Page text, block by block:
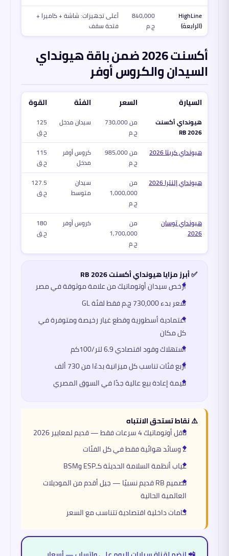
HighLine
(الرابعة)
840,000
ج.م
أعلى تجهيزات: شاشة + كاميرا +
فتحة سقف
أكسنت 2026 ضمن باقة هيونداي
السيدان والكروس أوفر
السيارة السعر الفئة القوة
هيونداي أكسنت
RB 2026
من 730,000
ج.م
سيدان مدخل
125
ح.ق
هيونداي كريتا 2026
من 985,000
ج.م
كروس أوفر
مدخل
115
ح.ق
هيونداي إلنترا 2026
من
1,000,000
ج.م
سيدان
متوسط
127.5
ح.ق
هيونداي توسان
2026
من
1,700,000
ج.م
كروس أوفر
180
ح.ق
✅ أبرز مزايا هيونداي أكسنت RB 2026
أرخص سيدان أوتوماتيك من علامة موثوقة في مصر
سعر بدء 730,000 ج.م فقط لفئة GL
اعتمادية أسطورية وقطع غيار رخيصة ومتوفرة في
كل مكان
استهلاك وقود اقتصادي 6.9 لتر/100كم
أربع فئات تناسب كل ميزانية بدءًا من 730 ألف
قيمة إعادة بيع عالية جدًا في السوق المصري
⚠️ نقاط تستحق الانتباه
ناقل أوتوماتيك 4 سرعات فقط — قديم لمعايير 2026
2 وسائد هوائية فقط في كل الفئات
غياب أنظمة السلامة الحديثة كـESP وBSM
تصميم RB قديم نسبيًا — جيل أقدم من الموديلات
العالمية الحالية
خامات داخلية اقتصادية تتناسب مع السعر